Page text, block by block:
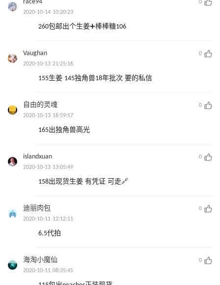
race94
0
2020-10-14 10:20:23
260包邮出个生姜➕棒棒糖106
Vaughan
0
2020-10-13 21:25:16
155生姜 145独角兽18年批次 要的私信
自由的灵魂
0
2020-10-13 16:59:57
165出独角兽高光
islandxuan
0
2020-10-13 13:05:49
158出现货生姜 有凭证 可走🔗
迪丽肉包
0
2020-10-11 12:12:11
6.5代拍
海淘小魔仙
0
2020-10-11 08:35:45